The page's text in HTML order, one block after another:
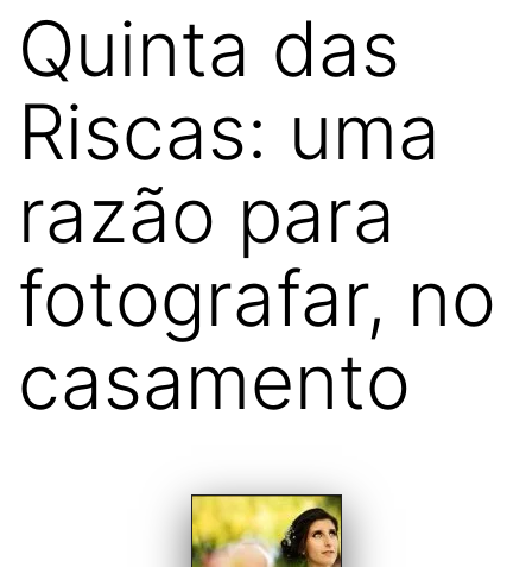
Quinta das
Riscas: uma
razão para
fotografar, no
casamento